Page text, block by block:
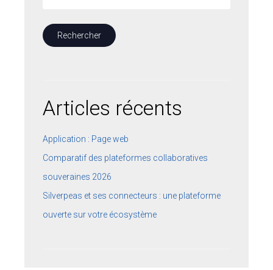
Articles récents
Application : Page web
Comparatif des plateformes collaboratives
souveraines 2026
Silverpeas et ses connecteurs : une plateforme
ouverte sur votre écosystème